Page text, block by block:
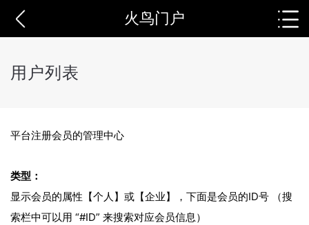
火鸟门户
用户列表
平台注册会员的管理中心
类型：
显示会员的属性【个人】或【企业】，下面是会员的ID号 （搜
索栏中可以用 “#ID” 来搜索对应会员信息）